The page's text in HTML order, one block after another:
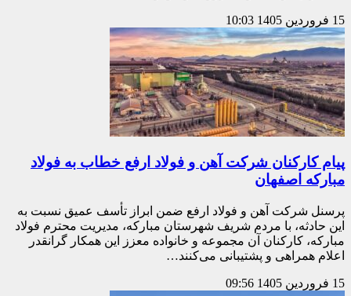
15 فروردین 1405 10:03
پیام کارکنان شرکت آهن و فولاد ارفع خطاب به فولاد
مبارکه اصفهان
پرسنل شرکت آهن و فولاد ارفع ضمن ابراز تأسف عمیق نسبت به
این حادثه، با مردم شریف شهرستان مبارکه، مدیریت محترم فولاد
مبارکه، کارکنان آن مجموعه و خانواده معزز این همکار گرانقدر
اعلام همراهی و پشتیبانی می‌کنند…
15 فروردین 1405 09:56